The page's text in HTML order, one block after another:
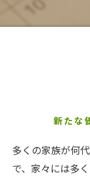
新たな
多くの家族が何
で、家々には多